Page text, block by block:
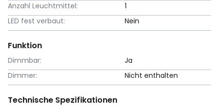
Anzahl Leuchtmittel:
1
LED fest verbaut:
Nein
Funktion
Dimmbar:
Ja
Dimmer:
Nicht enthalten
Technische Spezifikationen